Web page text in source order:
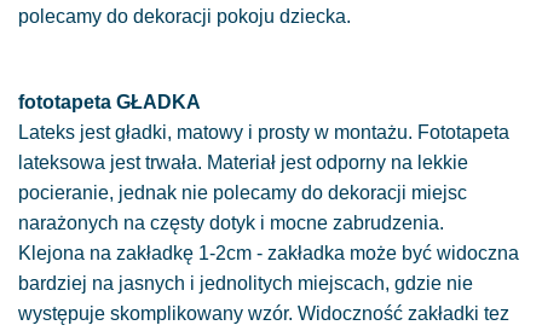
polecamy do dekoracji pokoju dziecka.
fototapeta GŁADKA
Lateks jest gładki, matowy i prosty w montażu. Fototapeta
lateksowa jest trwała. Materiał jest odporny na lekkie
pocieranie, jednak nie polecamy do dekoracji miejsc
narażonych na częsty dotyk i mocne zabrudzenia.
Klejona na zakładkę 1-2cm - zakładka może być widoczna
bardziej na jasnych i jednolitych miejscach, gdzie nie
występuje skomplikowany wzór. Widoczność zakładki tez